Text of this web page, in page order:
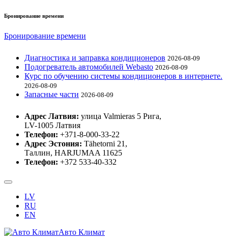
Бронирование времени
Бронирование времени
Диагностика и заправка кондиционеров 2026-08-09
Подогреватель автомобилей Webasto 2026-08-09
Курс по обучению системы кондиционеров в интернете.
2026-08-09
Запасные части 2026-08-09
Адрес Латвия: улица Valmieras 5 Рига,
LV-1005 Латвия
Телефон: +371-8-000-33-22
Адрес Эстония: Tähetorni 21,
Таллин, HARJUMAA 11625
Телефон: +372 533-40-332
LV
RU
EN
Авто Климат